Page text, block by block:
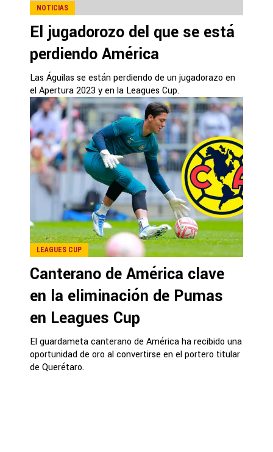
NOTICIAS
El jugadorozo del que se está
perdiendo América
Las Águilas se están perdiendo de un jugadorazo en
el Apertura 2023 y en la Leagues Cup.
LEAGUES CUP
Canterano de América clave
en la eliminación de Pumas
en Leagues Cup
El guardameta canterano de América ha recibido una
oportunidad de oro al convertirse en el portero titular
de Querétaro.